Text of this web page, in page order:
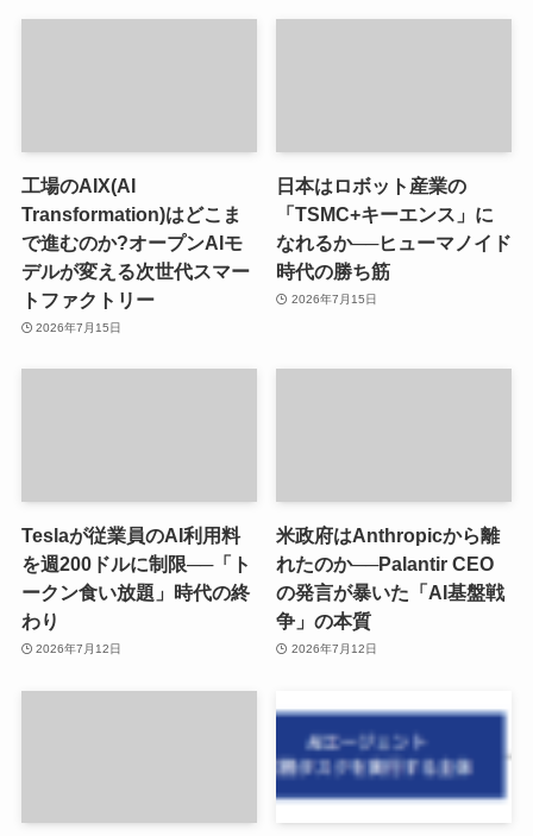
工場のAIX(AI
Transformation)はどこま
で進むのか?オープンAIモ
デルが変える次世代スマー
トファクトリー
2026年7月15日
日本はロボット産業の
「TSMC+キーエンス」に
なれるか──ヒューマノイド
時代の勝ち筋
2026年7月15日
Teslaが従業員のAI利用料
を週200ドルに制限──「ト
ークン食い放題」時代の終
わり
2026年7月12日
米政府はAnthropicから離
れたのか──Palantir CEO
の発言が暴いた「AI基盤戦
争」の本質
2026年7月12日